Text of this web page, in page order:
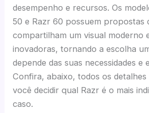
desempenho e recursos. Os
50 e Razr 60 possuem propostas
compartilham um visual moderno
inovadoras, tornando a escolha
depende das suas necessidades e
Confira, abaixo, todos os detalhes
você decidir qual Razr é o mais
caso.